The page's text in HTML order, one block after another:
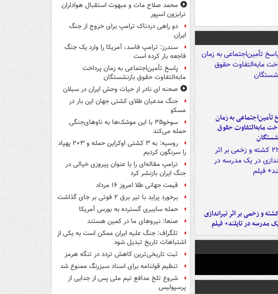
تأمین‌اجتماعی به زمان
مابه‌التفاوت حقوق
کشته و زخمی بر اثر تیراندازی
مدرسه در تایلند+ فیلم
محمد صلاح مات و مبهوت استقبال هواداران
ترابزون اسپور
دو راهی دردناک ترامپ برای خروج از جنگ
ایران
سندرز: ترامپ فاسد، آمریکا را وارد یک جنگ
فاجعه بار کرده است
پاسخ تأمین‌اجتماعی به زمان پرداخت
مابه‌التفاوت حقوق بازنشستگان
صحنه ای نادر از حیات وحش ایران در سبلان
جنگ مدعیان طلای کشتی جهان این بار در
مسکو
سوخو۳۵ با این موشک‌ها به ناوهای‌جنگی
حمله می‌کند
روسیه: به ۳ کشتی اوکراین حمله و ۲۰۳ پهپاد
را سرنگون کردیم
ترامپ مقاله‌ای را با عنوان پیروزی خیالی در
جنگ ایران بازنشر کرد
قیمت جهانی طلا امروز ۱۶ مرداد
برخورد پراید با تیر برق ۲ فوتی بر جای گذاشت
حمله سایبری گسترده به بورس آمریکا
صنعا: نیروهای ما در کمین‌ هستند
تلگراف: جنگ علیه ایران ممکن است به یکی از
اشتباهات تاریخ تبدیل شود
ثبت تاریخی‌ترین کاهش تردد در تنگه هرمز
تنظیم قولنامه برای اسناد سبزرنگ ممنوع شد
شروع تلخ مدافع تیم ملی پس از جدایی از
پرسپولیس